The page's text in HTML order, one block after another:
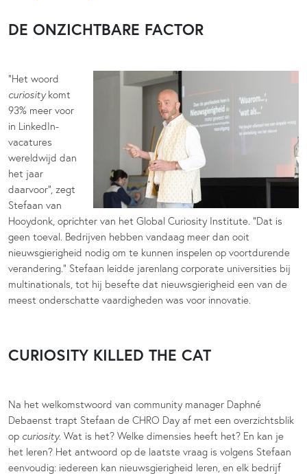
DE ONZICHTBARE FACTOR
“Het woord
curiositykomt
93% meer voor
in LinkedIn-
vacatures
wereldwijd dan
het jaar
daarvoor”, zegt
Stefaan van
Hooydonk, oprichter van het Global Curiosity Institute. “Dat is
geen toeval. Bedrijven hebben vandaag meer dan ooit
nieuwsgierigheid nodig om te kunnen inspelen op voortdurende
verandering.” Stefaan leidde jarenlang corporate universities bij
multinationals, tot hij besefte dat nieuwsgierigheid een van de
meest onderschatte vaardigheden was voor innovatie.
CURIOSITY KILLED THE CAT
Na het welkomstwoord van community manager Daphné
Debaenst trapt Stefaan de CHRO Day af met een overzichtsblik
op curiosity. Wat is het? Welke dimensies heeft het? En kan je
het leren? Het antwoord op de laatste vraag is volgens Stefaan
eenvoudig: iedereen kan nieuwsgierigheid leren, en elk bedrijf